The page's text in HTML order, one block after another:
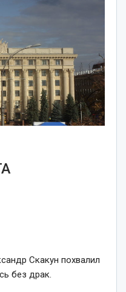
Скакун похвалил
без драк.